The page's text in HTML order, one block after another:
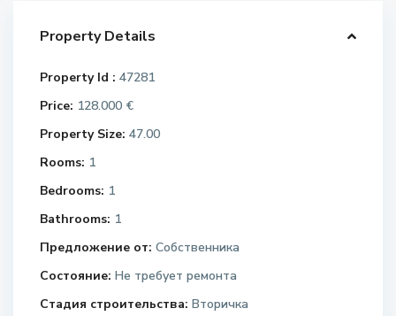
Property Details
Property Id : 47281
Price: 128.000 €
Property Size: 47.00
Rooms: 1
Bedrooms: 1
Bathrooms: 1
Предложение от: Собственника
Состояние: Не требует ремонта
Стадия строительства: Вторичка